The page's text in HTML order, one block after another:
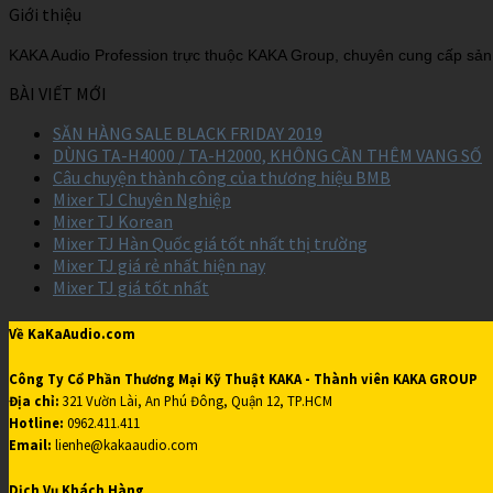
Giới thiệu
KAKA Audio Profession trực thuộc KAKA Group, chuyên cung cấp
BÀI VIẾT MỚI
SĂN HÀNG SALE BLACK FRIDAY 2019
DÙNG TA-H4000 / TA-H2000, KHÔNG CẦN THÊM VANG SỐ
Câu chuyện thành công của thương hiệu BMB
Mixer TJ Chuyên Nghiệp
Mixer TJ Korean
Mixer TJ Hàn Quốc giá tốt nhất thị trường
Mixer TJ giá rẻ nhất hiện nay
Mixer TJ giá tốt nhất
Về KaKaAudio.com
Công Ty Cổ Phần Thương Mại Kỹ Thuật KAKA - Thành viên KAKA GROUP
Địa chỉ: 321 Vườn Lài, An Phú Đông, Quận 12, TP.HCM
Hotline: 0962.411.411
Email: lienhe@kakaaudio.com